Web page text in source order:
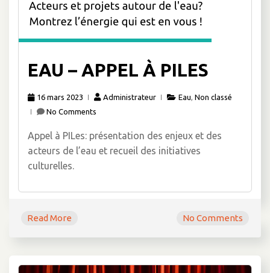
EAU – APPEL À PILES
16 mars 2023 Administrateur Eau, Non classé
No Comments
Appel à PILes: présentation des enjeux et des
acteurs de l’eau et recueil des initiatives
culturelles.
Read More No Comments